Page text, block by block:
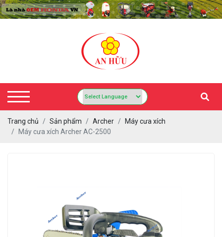
Trang chủ Sản phẩm Archer
Máy cưa xích
Máy cưa xích Archer AC-2500